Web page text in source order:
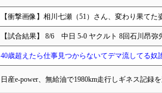
【衝撃画像】相川七瀬（51）さん、変わり果て
【試合結果】 8/6 中日 5-0 ヤクルト 8回石川昂弥
40歳超えたら仕事見つからないてデマ流してる奴
日産e-power、無給油で1980km走行しギネス記録